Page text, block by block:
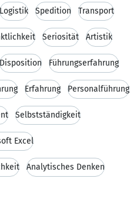
Logistik Spedition Transport
Seriosität Artistik
Disposition Führungserfahrung
Erfahrung Personalführung
Selbstständigkeit
Excel
Analytisches Denken